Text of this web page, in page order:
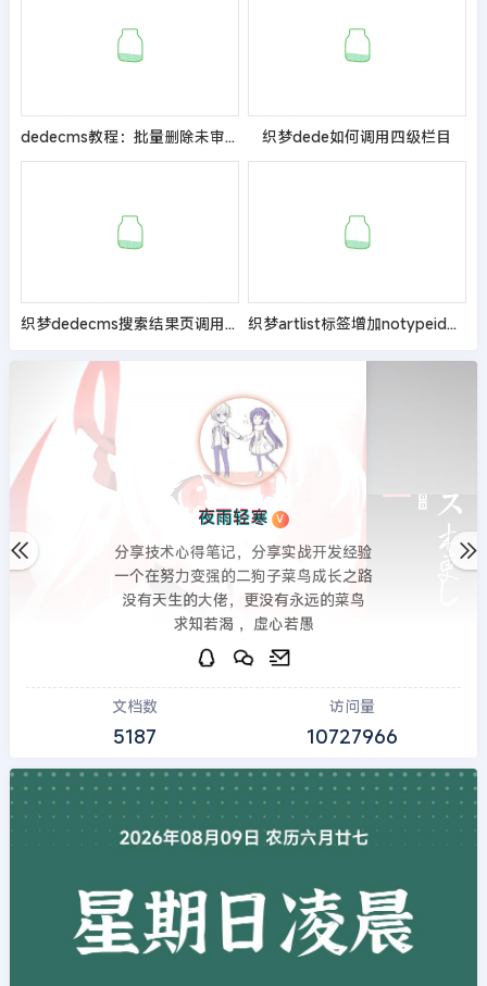
dedecms教程：批量删除未审核的文章或评论 织梦dede如何调用四级栏目
织梦dedecms搜索结果页调用总搜索条数的教程 织梦artlist标签增加notypeid属性过滤掉某些栏目
夜雨轻寒 V
分享技术心得笔记，分享实战开发经验
一个在努力变强的二狗子菜鸟成长之路
没有天生的大佬，更没有永远的菜鸟
求知若渴 ，虚心若愚
文档数
5187
访问量
10727966